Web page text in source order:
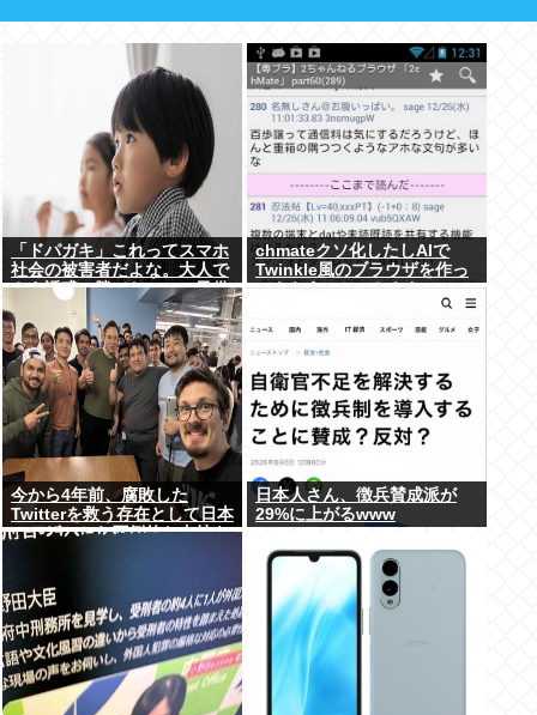
「ドパガキ」これってスマホ
社会の被害者だよな。大人で
さえ誘惑に勝てないのに子供
が耐えられるはずないだろ。
悪いのはスマホ社会
chmateクソ化したしAIで
Twinkle風のブラウザを作っ
今から4年前、腐敗した
Twitterを救う存在として日本
ユーザーから圧倒的な支持を
日本人さん、徴兵賛成派が
29%に上がるwww